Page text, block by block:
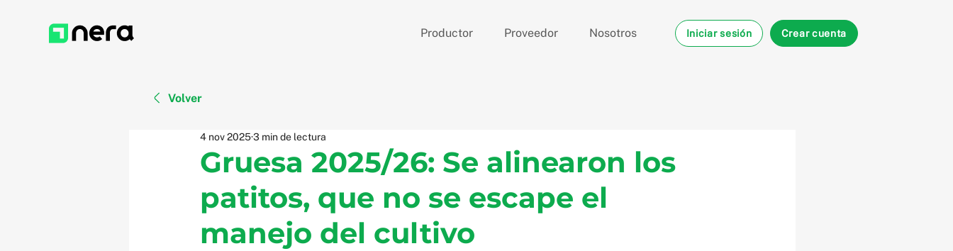
Productor Proveedor Nosotros Iniciar sesión Crear cuenta
Volver
Gruesa 2025/26: Se alinearon los
patitos, que no se escape el
manejo del cultivo
4 nov 20253 min de lectura